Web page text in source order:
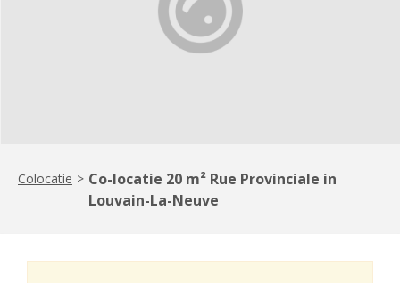
Colocatie > Co-locatie 20 m² Rue Provinciale in
Louvain-La-Neuve